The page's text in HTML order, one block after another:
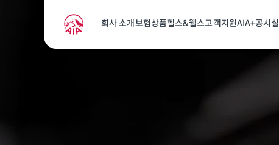
회사 소개보험상품헬스&웰스고객지원AIA+공시실